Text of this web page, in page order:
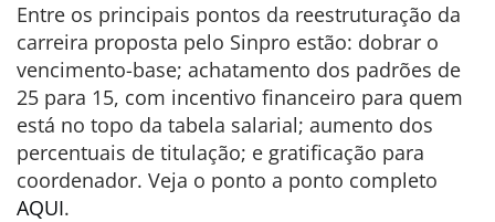
Entre os principais pontos da reestruturação da
carreira proposta pelo Sinpro estão: dobrar o
vencimento-base; achatamento dos padrões de
25 para 15, com incentivo financeiro para quem
está no topo da tabela salarial; aumento dos
percentuais de titulação; e gratificação para
coordenador. Veja o ponto a ponto completo
AQUI.